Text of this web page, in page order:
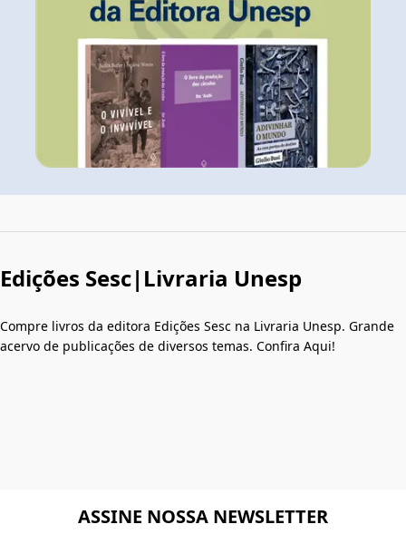
Edições Sesc|Livraria Unesp
Compre livros da editora Edições Sesc na Livraria Unesp. Grande
acervo de publicações de diversos temas. Confira Aqui!
ASSINE NOSSA NEWSLETTER